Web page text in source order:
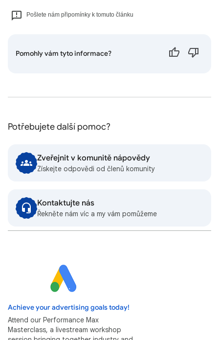
Pošlete nám připomínky k tomuto článku
Pomohly vám tyto informace?
Potřebujete další pomoc?
Zveřejnit v komunitě nápovědy
Získejte odpovědi od členů komunity
Kontaktujte nás
Řekněte nám víc a my vám pomůžeme
Achieve your advertising goals today!
Attend our Performance Max
Masterclass, a livestream workshop